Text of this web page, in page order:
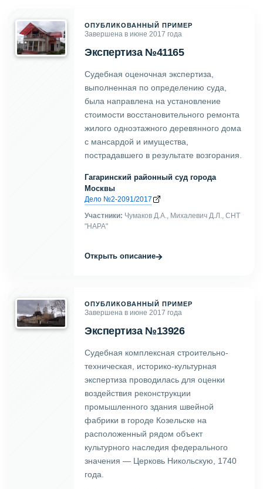
ОПУБЛИКОВАННЫЙ ПРИМЕР
Завершена в июне 2017 года
Экспертиза №41165
Судебная оценочная экспертиза,
выполненная по определению суда,
была направлена на установление
стоимости восстановительного ремонта
жилого одноэтажного деревянного дома
с мансардой и имущества,
пострадавшего в результате возгорания.
Гагаринский районный суд города
Москвы
Дело №2-2091/2017
Участники: Чумаков Д.А., Михалевич Д.Л., СНТ
"НАРА"
Открыть описание→
ОПУБЛИКОВАННЫЙ ПРИМЕР
Завершена в июне 2017 года
Экспертиза №13926
Судебная комплексная строительно-
техническая, историко-культурная
экспертиза проводилась для оценки
воздействия реконструкции
промышленного здания швейной
фабрики в городе Козельске на
расположенный рядом объект
культурного наследия федерального
значения — Церковь Никольскую, 1740
года.